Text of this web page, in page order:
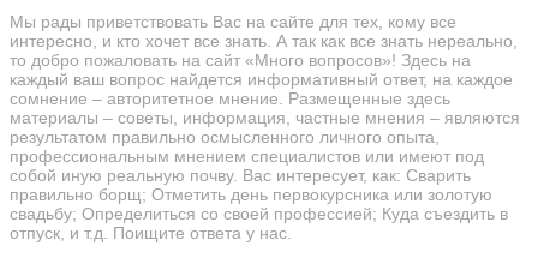
Мы рады приветствовать Вас на сайте для тех, кому все
интересно, и кто хочет все знать. А так как все знать нереально,
то добро пожаловать на сайт «Много вопросов»! Здесь на
каждый ваш вопрос найдется информативный ответ, на каждое
сомнение – авторитетное мнение. Размещенные здесь
материалы – советы, информация, частные мнения – являются
результатом правильно осмысленного личного опыта,
профессиональным мнением специалистов или имеют под
собой иную реальную почву. Вас интересует, как: Сварить
правильно борщ; Отметить день первокурсника или золотую
свадьбу; Определиться со своей профессией; Куда съездить в
отпуск, и т.д. Поищите ответа у нас.